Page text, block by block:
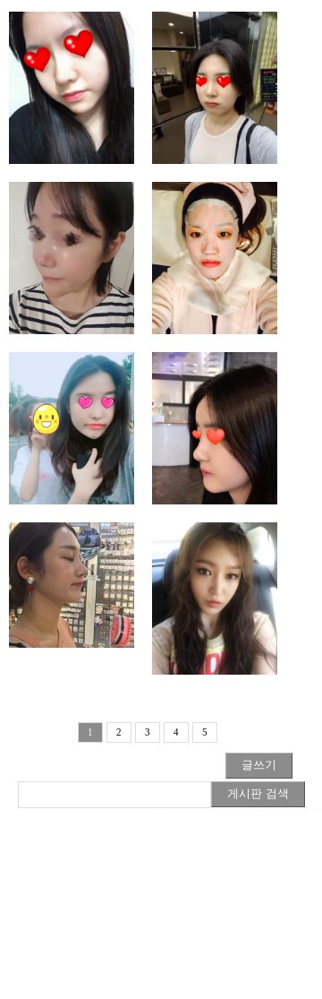
이마필러 완전 만족
합니다. :)
닥터미소 금손 원장
님 필로가 최고!
미쥬코 셀카후기 미쥬코 셀카후기
풀페이스더마톡신 블랙필 받는중!!
갸름보스패키지 대만
족이에요!
친구따라 미쥬코 하
고 온 후기
1 2 3 4 5